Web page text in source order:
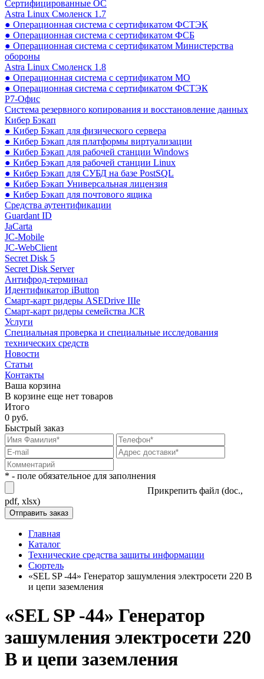
Сертифицированные ОС
Astra Linux Смоленск 1.7
● Операционная система с сертификатом ФСТЭК
● Операционная система с сертификатом ФСБ
● Операционная система с сертификатом Министерства
обороны
Astra Linux Смоленск 1.8
● Операционная система с сертификатом МО
● Операционная система с сертификатом ФСТЭК
Р7-Офис
Система резервного копирования и восстановление данных
Кибер Бэкап
● Кибер Бэкап для физического сервера
● Кибер Бэкап для платформы виртуализации
● Кибер Бэкап для рабочей станции Windows
● Кибер Бэкап для рабочей станции Linux
● Кибер Бэкап для СУБД на базе PostSQL
● Кибер Бэкап Универсальная лицензия
● Кибер Бэкап для почтового ящика
Средства аутентификации
Guardant ID
JaCarta
JC-Mobile
JC-WebClient
Secret Disk 5
Secret Disk Server
Антифрод-терминал
Идентификатор iButton
Смарт-карт ридеры ASEDrive IIIe
Смарт-карт ридеры семейства JCR
Услуги
Специальная проверка и специальные исследования
технических средств
Новости
Статьи
Контакты
Ваша корзина
В корзине еще нет товаров
Итого
0 руб.
Быстрый заказ
* - поле обязательное для заполнения
Прикрепить файл (doc.,
pdf, xlsx)
Главная
Каталог
Технические средства защиты информации
Сюртель
«SEL SP -44» Генератор зашумления электросети 220 В
и цепи заземления
«SEL SP -44» Генератор
зашумления электросети 220
В и цепи заземления